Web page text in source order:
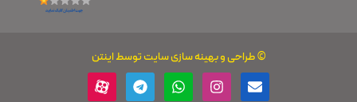
©طراحیوبهینه سازی سایتتوسط اینتن